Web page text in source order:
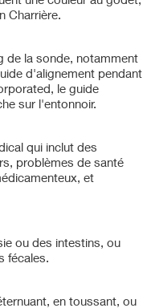
Charrière.
de la sonde, notamment
d'alignement pendant
le guide
sur l'entonnoir.
qui inclut des
problèmes de santé
et
ou des intestins, ou
fécales.
en toussant, ou